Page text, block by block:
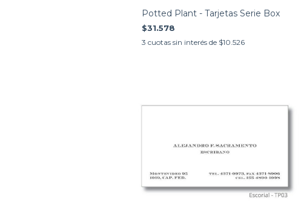
Potted Plant - Tarjetas Serie Box
$31.578
3 cuotas sin interés de $10.526